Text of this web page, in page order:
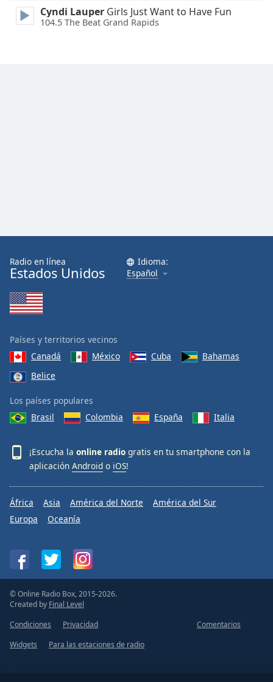
End
dialog
window.
Cyndi Lauper Girls Just Want to Have Fun
104.5 The Beat Grand Rapids
Radio en línea
Estados Unidos
Idioma:
Español
Países y territorios vecinos
Canadá
México Cuba
Bahamas
Belice
Los países populares
Brasil
Colombia España Italia
¡Escucha la online radio gratis en tu smartphone con la
aplicación Android o iOS!
África Asia América del Norte
América del Sur
Europa
Oceanía
© Online Radio Box, 2015-2026.
Created by Final Level
Condiciones
Privacidad
Comentarios
Widgets
Para las estaciones de radio